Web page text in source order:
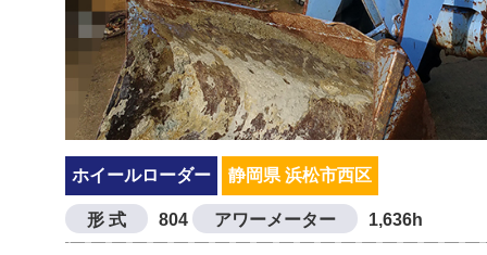
ホイールローダー 静岡県 浜松市西区
形 式 804 アワーメーター 1,636h